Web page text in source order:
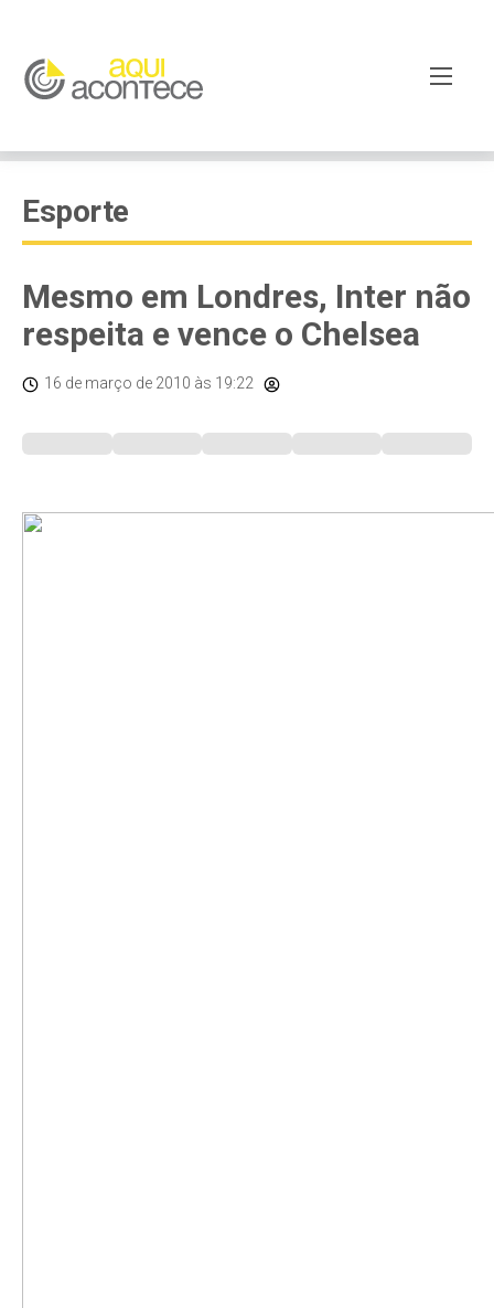
Esporte
Mesmo em Londres, Inter não
respeita e vence o Chelsea
16 de março de 2010 às 19:22